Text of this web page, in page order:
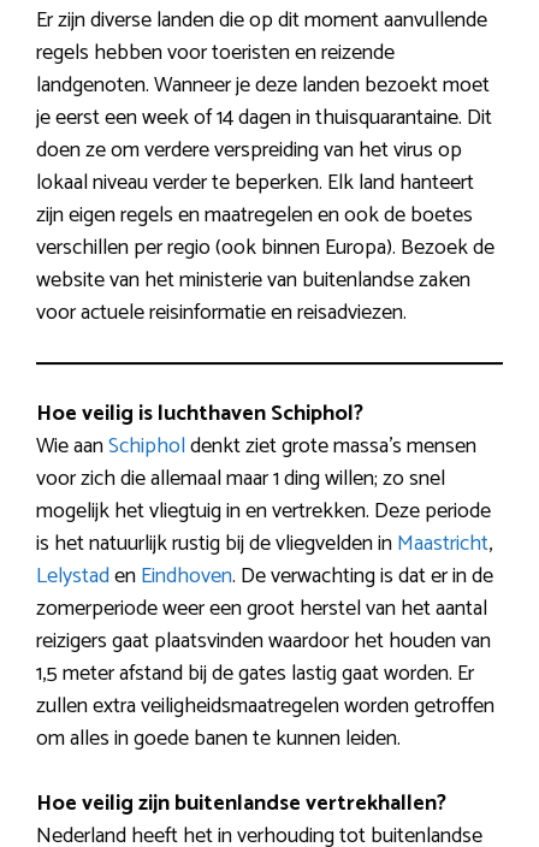
Er zijn diverse landen die op dit moment aanvullende
regels hebben voor toeristen en reizende
landgenoten. Wanneer je deze landen bezoekt moet
je eerst een week of 14 dagen in thuisquarantaine. Dit
doen ze om verdere verspreiding van het virus op
lokaal niveau verder te beperken. Elk land hanteert
zijn eigen regels en maatregelen en ook de boetes
verschillen per regio (ook binnen Europa). Bezoek de
website van het ministerie van buitenlandse zaken
voor actuele reisinformatie en reisadviezen.
Hoe veilig is luchthaven Schiphol?
Wie aanSchipholdenkt ziet grote massa’s mensen
voor zich die allemaal maar 1 ding willen; zo snel
mogelijk het vliegtuig in en vertrekken. Deze periode
is het natuurlijk rustig bij de vliegvelden inMaastricht,
LelystadenEindhoven. De verwachting is dat er in de
zomerperiode weer een groot herstel van het aantal
reizigers gaat plaatsvinden waardoor het houden van
1,5 meter afstand bij de gates lastig gaat worden. Er
zullen extra veiligheidsmaatregelen worden getroffen
om alles in goede banen te kunnen leiden.
Hoe veilig zijn buitenlandse vertrekhallen?
Nederland heeft het in verhouding tot buitenlandse